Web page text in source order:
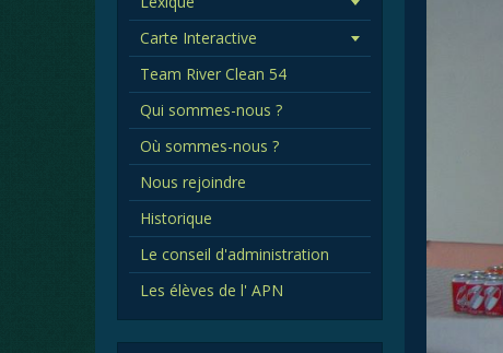
Carte Interactive
Team River Clean 54
Qui sommes-nous ?
Où sommes-nous ?
Nous rejoindre
Historique
Le conseil d'administration
Les élèves de l' APN